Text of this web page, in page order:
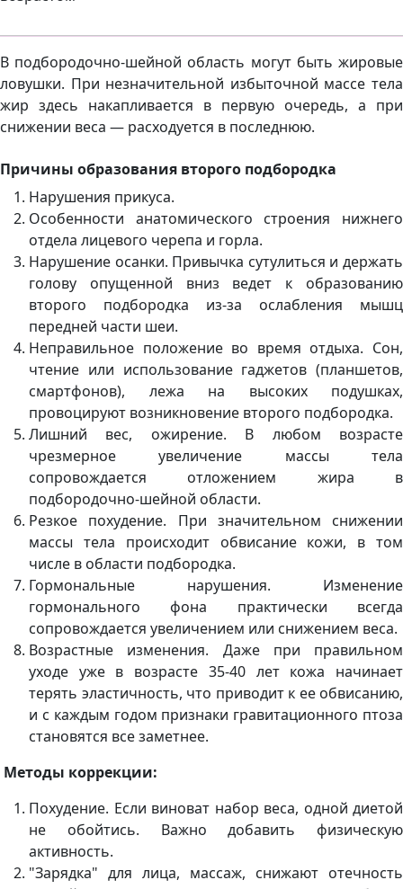
В подбородочно-шейной область могут быть жировые
ловушки. При незначительной избыточной массе тела
жир здесь накапливается в первую очередь, а при
снижении веса — расходуется в последнюю.
Причины образования второго подбородка
Нарушения прикуса.
Особенности анатомического строения нижнего
отдела лицевого черепа и горла.
Нарушение осанки. Привычка сутулиться и держать
голову опущенной вниз ведет к образованию
второго подбородка из-за ослабления мышц
передней части шеи.
Неправильное положение во время отдыха. Сон,
чтение или использование гаджетов (планшетов,
смартфонов), лежа на высоких подушках,
провоцируют возникновение второго подбородка.
Лишний вес, ожирение. В любом возрасте
чрезмерное увеличение массы тела
сопровождается отложением жира в
подбородочно-шейной области.
Резкое похудение. При значительном снижении
массы тела происходит обвисание кожи, в том
числе в области подбородка.
Гормональные нарушения. Изменение
гормонального фона практически всегда
сопровождается увеличением или снижением веса.
Возрастные изменения. Даже при правильном
уходе уже в возрасте 35-40 лет кожа начинает
терять эластичность, что приводит к ее обвисанию,
и с каждым годом признаки гравитационного птоза
становятся все заметнее.
Методы коррекции:
Похудение. Если виноват набор веса, одной диетой
не обойтись. Важно добавить физическую
активность.
"Зарядка" для лица, массаж, снижают отечность